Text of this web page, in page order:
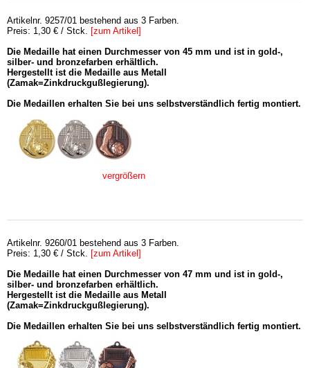
Artikelnr. 9257/01 bestehend aus 3 Farben.
Preis: 1,30 € / Stck. [zum Artikel]
Die Medaille hat einen Durchmesser von 45 mm und ist in gold-,
silber- und bronzefarben erhältlich.
Hergestellt ist die Medaille aus Metall
(Zamak=Zinkdruckgußlegierung).
Die Medaillen erhalten Sie bei uns selbstverständlich fertig montiert.
vergrößern
Artikelnr. 9260/01 bestehend aus 3 Farben.
Preis: 1,30 € / Stck. [zum Artikel]
Die Medaille hat einen Durchmesser von 47 mm und ist in gold-,
silber- und bronzefarben erhältlich.
Hergestellt ist die Medaille aus Metall
(Zamak=Zinkdruckgußlegierung).
Die Medaillen erhalten Sie bei uns selbstverständlich fertig montiert.